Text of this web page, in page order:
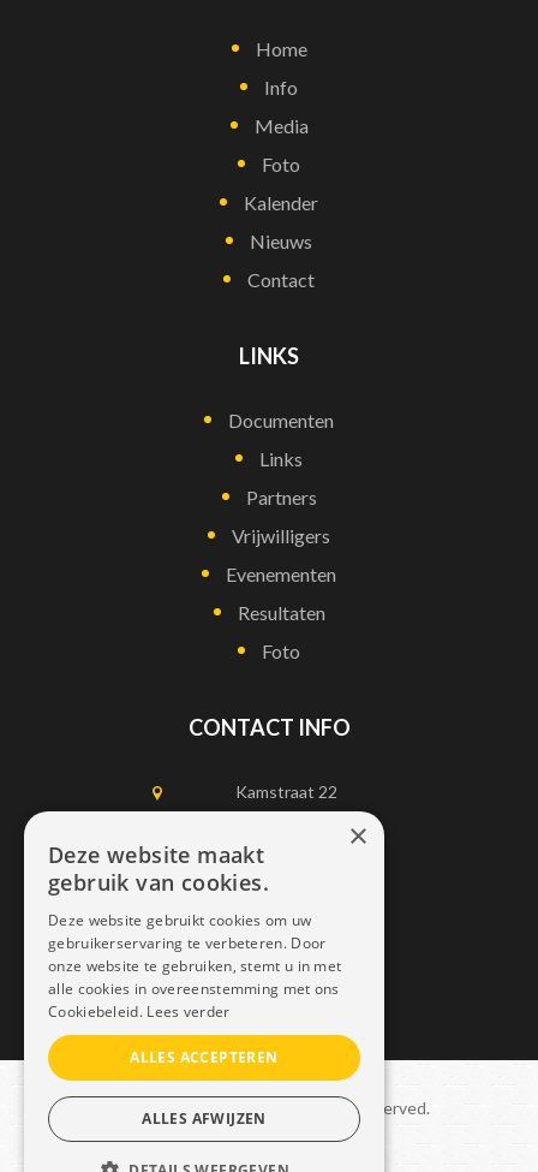
Home
Info
Media
Foto
Kalender
Nieuws
Contact
LINKS
Documenten
Links
Partners
Vrijwilligers
Evenementen
Resultaten
Foto
CONTACT INFO
Kamstraat 22
1750 Lennik
0497452898
info@dais.be
Copyright © 2021 Dais. All rights reserved.
Sitemap–GDPR
×
Deze website maakt
gebruik van cookies.
Deze website gebruikt cookies om uw
gebruikerservaring te verbeteren. Door
onze website te gebruiken, stemt u in met
alle cookies in overeenstemming met ons
Cookiebeleid. Lees verder
ALLES ACCEPTEREN
ALLES AFWIJZEN